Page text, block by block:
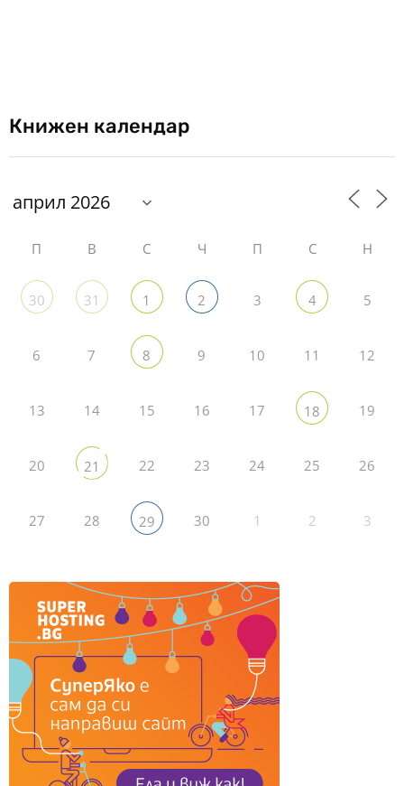
Книжен календар
П В С Ч П С Н
30 31 1 2 3 4 5
6 7 8 9 10 11 12
13 14 15 16 17 18 19
20 21 22 23 24 25 26
27 28 29 30 1 2 3